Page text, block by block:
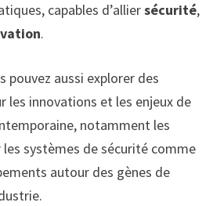
capables d’alliersécurité,
.
pouvez aussi explorer des
les innovations et les enjeux de
notamment les
systèmes de sécurité comme
autour des gènes de